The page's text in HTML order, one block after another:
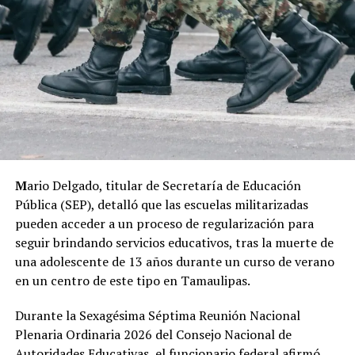
Mario Delgado, titular de Secretaría de Educación
Pública (SEP), detalló que las escuelas militarizadas
pueden acceder a un proceso de regularización para
seguir brindando servicios educativos, tras la muerte de
una adolescente de 13 años durante un curso de verano
en un centro de este tipo en Tamaulipas.
Durante la Sexagésima Séptima Reunión Nacional
Plenaria Ordinaria 2026 del Consejo Nacional de